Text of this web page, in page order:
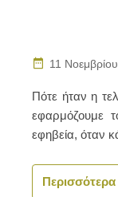
11
Πότε ήταν η
εφαρμόζουμε
εφηβεία, όταν
Περισσότερα